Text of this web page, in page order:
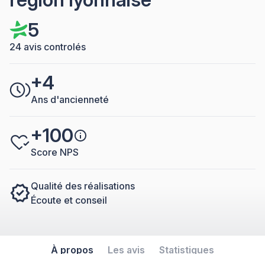
5
24 avis controlés
+4
Ans d'ancienneté
+100
Score NPS
Qualité des réalisations
Écoute et conseil
À propos Les avis Statistiques